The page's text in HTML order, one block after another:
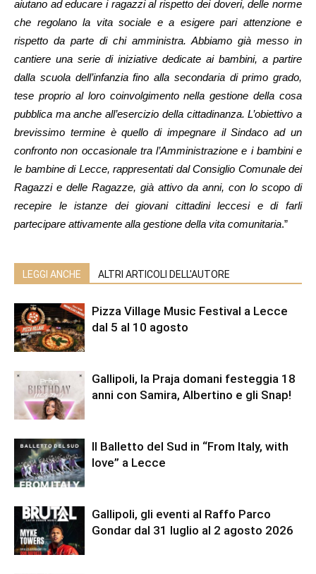
aiutano ad educare i ragazzi al rispetto dei doveri, delle norme
che regolano la vita sociale e a esigere pari attenzione e
rispetto da parte di chi amministra. Abbiamo già messo in
cantiere una serie di iniziative dedicate ai bambini, a partire
dalla scuola dell’infanzia fino alla secondaria di primo grado,
tese proprio al loro coinvolgimento nella gestione della cosa
pubblica ma anche all’esercizio della cittadinanza. L’obiettivo a
brevissimo termine è quello di impegnare il Sindaco ad un
confronto non occasionale tra l’Amministrazione e i bambini e
le bambine di Lecce, rappresentati dal Consiglio Comunale dei
Ragazzi e delle Ragazze, già attivo da anni, con lo scopo di
recepire le istanze dei giovani cittadini leccesi e di farli
partecipare attivamente alla gestione della vita comunitaria.”
LEGGI ANCHE ALTRI ARTICOLI DELL'AUTORE
Pizza Village Music Festival a Lecce
dal 5 al 10 agosto
Gallipoli, la Praja domani festeggia 18
anni con Samira, Albertino e gli Snap!
Il Balletto del Sud in “From Italy, with
love” a Lecce
Gallipoli, gli eventi al Raffo Parco
Gondar dal 31 luglio al 2 agosto 2026